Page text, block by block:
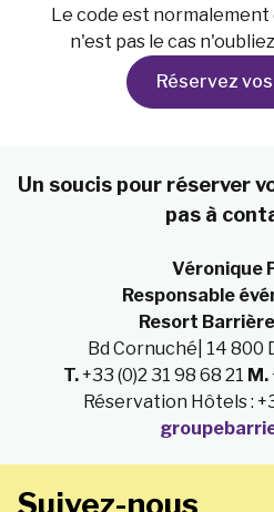
Le code est normalement
n'est pas le cas
Réservez
Un soucis pour réserver
pas à
Véronique
Responsable
Resort
Bd Cornuché| 14 800
T.+33 (0)2 31 98 68 21 M.
Réservation Hôtels :
Suivez-nous